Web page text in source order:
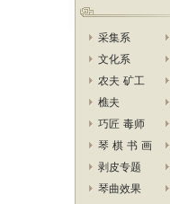
采集系
文化系
农夫 矿工
樵夫
巧匠 毒师
琴 棋 书 画
剥皮专题
琴曲效果